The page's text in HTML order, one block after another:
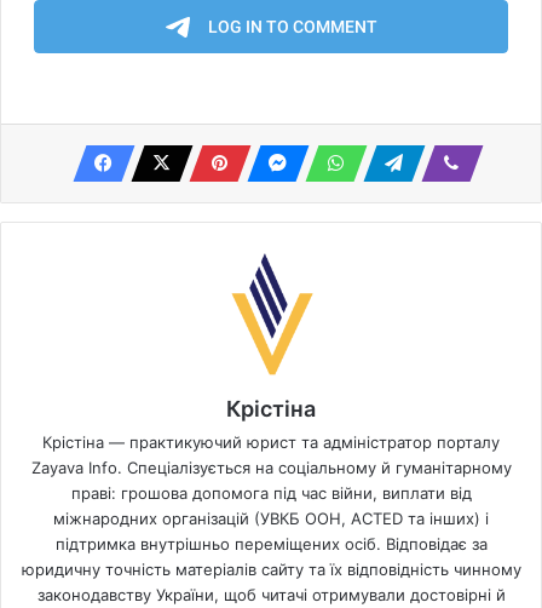
Крістіна
Крістіна — практикуючий юрист та адміністратор порталу
Zayava Info. Спеціалізується на соціальному й гуманітарному
праві: грошова допомога під час війни, виплати від
міжнародних організацій (УВКБ ООН, ACTED та інших) і
підтримка внутрішньо переміщених осіб. Відповідає за
юридичну точність матеріалів сайту та їх відповідність чинному
законодавству України, щоб читачі отримували достовірні й